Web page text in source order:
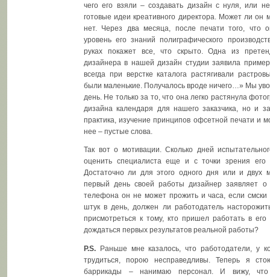
чего его взяли – создавать дизайн с нуля, или
готовые идеи креативного директора. Может ли он
нет. Через два месяца, после печати того, что
уровень его знаний полиграфического
руках покажет все, что скрыто. Одна из
дизайнера в нашей дизайн студии заявила
всегда при верстке каталога растягивали
были маленькие. Получалось вроде ничего…» Мы
день. Не только за то, что она легко растянула
дизайна календаря для нашего заказчика, но и
практика, изучение принципов офсетной печати и
нее – пустые слова.
Так вот о мотивации. Сколько дней
оценить специалиста еще и с точки зрения его
Достаточно ли для этого одного дня или и двух
первый день своей работы дизайнер заявляет
телефона он не может прожить и часа, если смски
штук в день, должен ли работодатель
присмотреться к тому, кто пришел работать в
дождаться первых результатов реальной работы?
P.S. Раньше мне казалось, что работодатели, у
трудиться, порою несправедливы. Теперь я
баррикады – нанимаю персонал. И вижу, что